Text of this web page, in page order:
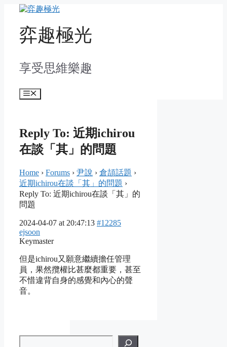
content弈趣極光
享受思維樂趣
Menu
Reply To: 近期ichirou
在談「其」的問題
Home › Forums › 尹說 › 倉頡話題 ›
近期ichirou在談「其」的問題 ›
Reply To: 近期ichirou在談「其」的
問題
2024-04-07 at 20:47:13 #12285
ejsoon
Keymaster
但是ichirou又願意繼續擔任管理
員，果然攬權比甚麼都重要，甚至
不惜違背自身的感覺和內心的聲
音。